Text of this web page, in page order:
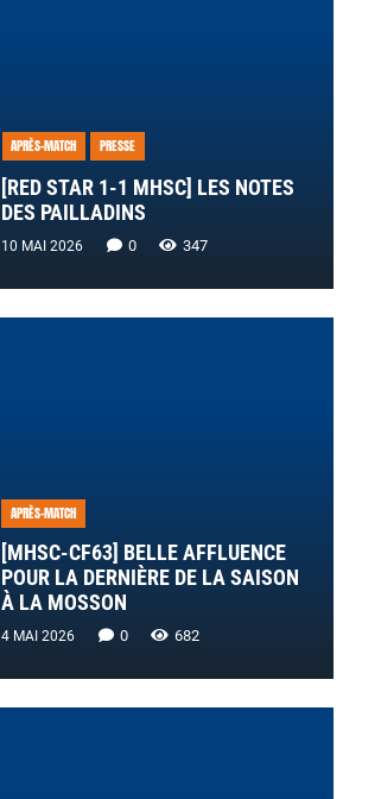
APRÈS-MATCH PRESSE
[RED STAR 1-1 MHSC] LES NOTES
DES PAILLADINS
10 MAI 2026 0 347
APRÈS-MATCH
[MHSC-CF63] BELLE AFFLUENCE
POUR LA DERNIÈRE DE LA SAISON
À LA MOSSON
4 MAI 2026 0 682